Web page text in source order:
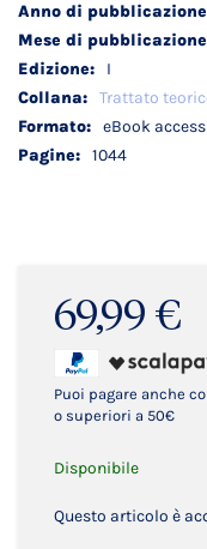
69,99 €
Puoi pagare anche
o superiori a 50€
Disponibile
Questo articolo è
I
Trattato
eBook
1044